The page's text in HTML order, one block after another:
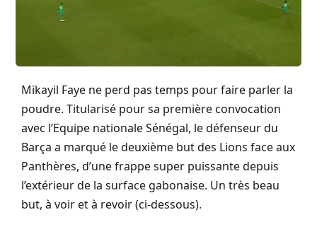
Mikayil Faye ne perd pas temps pour faire parler la
poudre. Titularisé pour sa première convocation
avec l’Equipe nationale Sénégal, le défenseur du
Barça a marqué le deuxième but des Lions face aux
Panthères, d’une frappe super puissante depuis
l’extérieur de la surface gabonaise. Un très beau
but, à voir et à revoir (ci-dessous).